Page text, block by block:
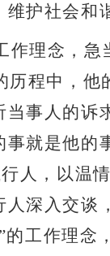
护社会和
理念，急
历程中，他
事人的诉
就是他的
人，以温
深入交
”的工作理念